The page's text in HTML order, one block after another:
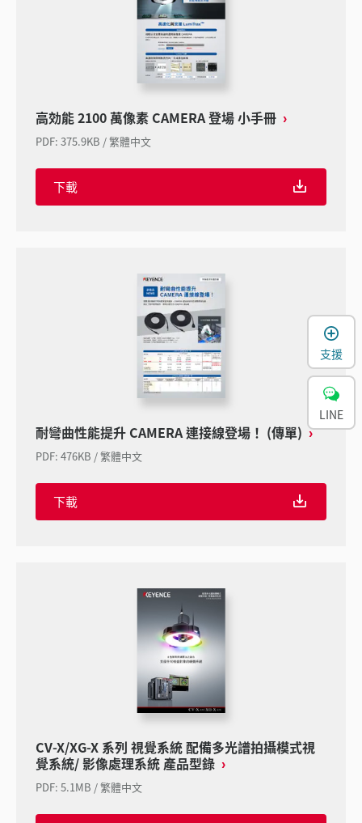
高効能 2100 萬像素 CAMERA 登場 小手冊
PDF: 375.9KB /繁體中文
下載
耐彎曲性能提升 CAMERA 連接線登場！ (傳單)
PDF: 476KB /繁體中文
下載
CV-X/XG-X 系列 視覺系統 配備多光譜拍攝模式視
覺系統/ 影像處理系統 產品型錄
PDF: 5.1MB /繁體中文
支援
LINE